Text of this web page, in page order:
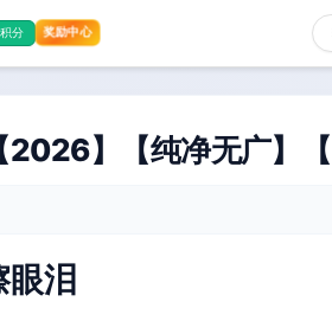
积分 奖励中心
】【纯净无广】【
泪